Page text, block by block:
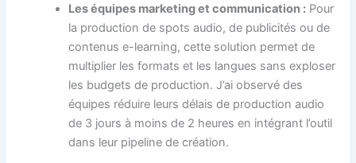
Les équipes marketing et communication : Pour
la production de spots audio, de publicités ou de
contenus e-learning, cette solution permet de
multiplier les formats et les langues sans exploser
les budgets de production. J’ai observé des
équipes réduire leurs délais de production audio
de 3 jours à moins de 2 heures en intégrant l’outil
dans leur pipeline de création.